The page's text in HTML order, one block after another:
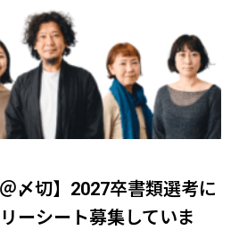
〆切】2027卒書類選考に
ーシート募集していま